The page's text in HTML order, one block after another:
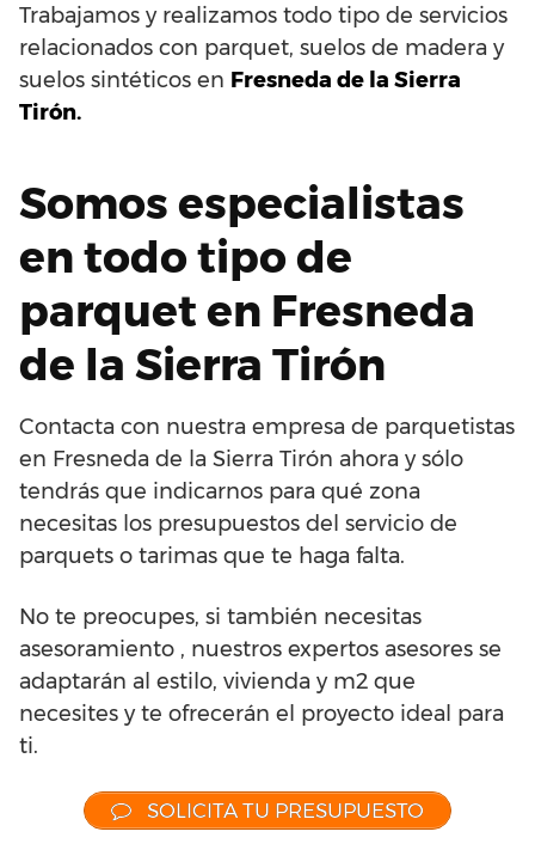
Trabajamos y realizamos todo tipo de servicios
relacionados con parquet, suelos de madera y
suelos sintéticos en Fresneda de la Sierra
Tirón.
Somos especialistas
en todo tipo de
parquet en Fresneda
de la Sierra Tirón
Contacta con nuestra empresa de parquetistas
en Fresneda de la Sierra Tirón ahora y sólo
tendrás que indicarnos para qué zona
necesitas los presupuestos del servicio de
parquets o tarimas que te haga falta.
No te preocupes, si también necesitas
asesoramiento , nuestros expertos asesores se
adaptarán al estilo, vivienda y m2 que
necesites y te ofrecerán el proyecto ideal para
ti.
SOLICITA TU PRESUPUESTO